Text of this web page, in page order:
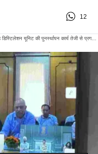
12
एचपीसीएल राजस्थान रिफाइनरी में क्रूड डिस्टिलेशन यूनिट की पुनर्स्थापन कार्य तेजी से प्रगति पर